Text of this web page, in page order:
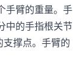
手臂的重量。手
中的手指根关节
支撑点。手臂的